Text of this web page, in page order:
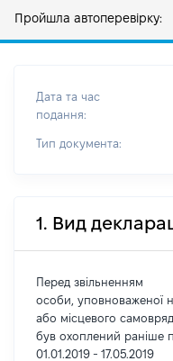
Пройшла автоперевірку:
Дата та час
подання:
Тип документа:
1. Вид
Перед звільненням
особи, уповноваженої
або місцевого
був охоплений раніше
01.01.2019 - 17.05.2019